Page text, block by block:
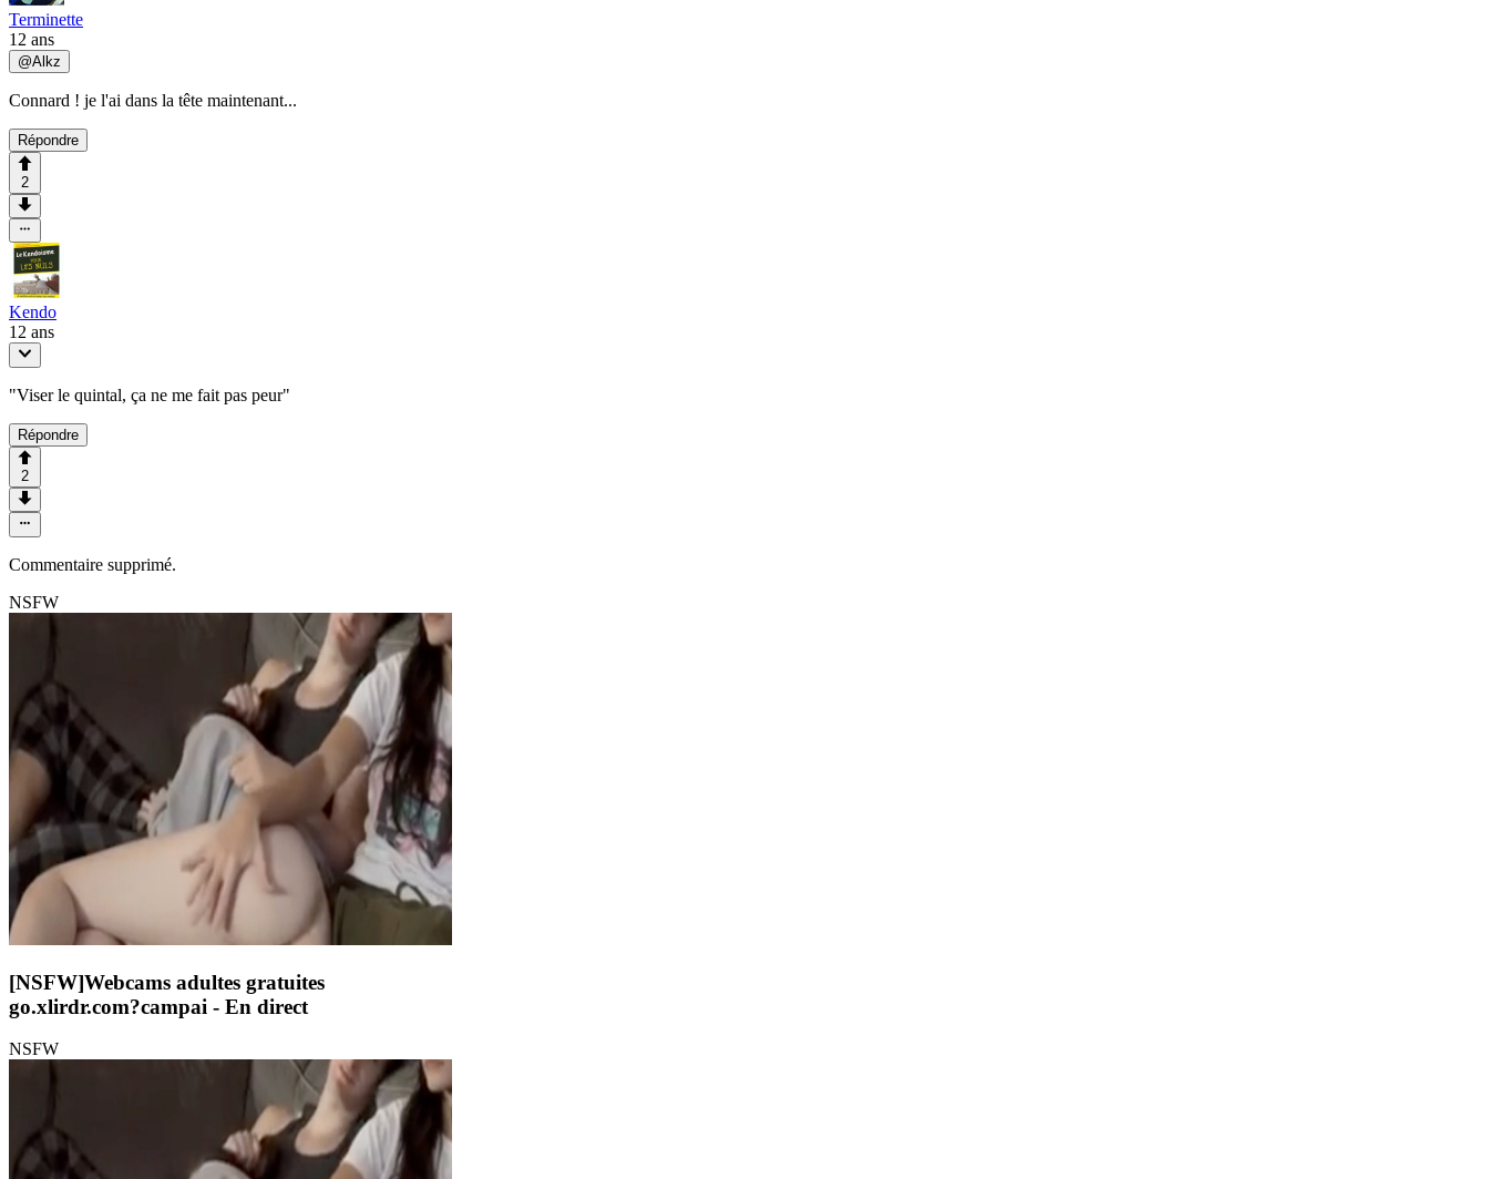
Terminette
12 ans
@Alkz
Connard ! je l'ai dans la tête maintenant...
Répondre
2
Kendo
12 ans
"Viser le quintal, ça ne me fait pas peur"
Répondre
2
Commentaire supprimé.
NSFW
[NSFW]Webcams adultes gratuites
go.xlirdr.com?campai - En direct
NSFW